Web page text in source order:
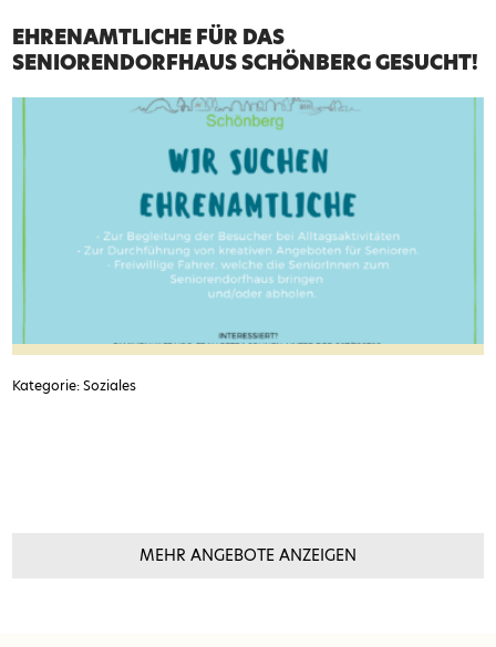
EHRENAMTLICHE FÜR DAS
SENIORENDORFHAUS SCHÖNBERG GESUCHT!
Kategorie: Soziales
MEHR ANGEBOTE ANZEIGEN